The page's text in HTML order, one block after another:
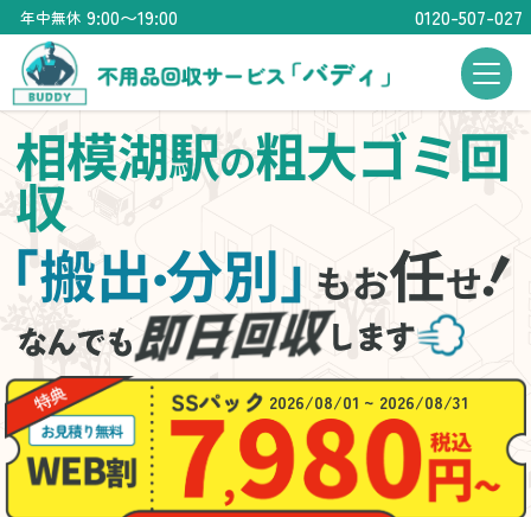
年中無休 9:00〜19:00 0120-507-027
相模湖駅の粗大ゴミ回
収
搬出・分別」もお任せ
2026/08/01 ~ 2026/08/31